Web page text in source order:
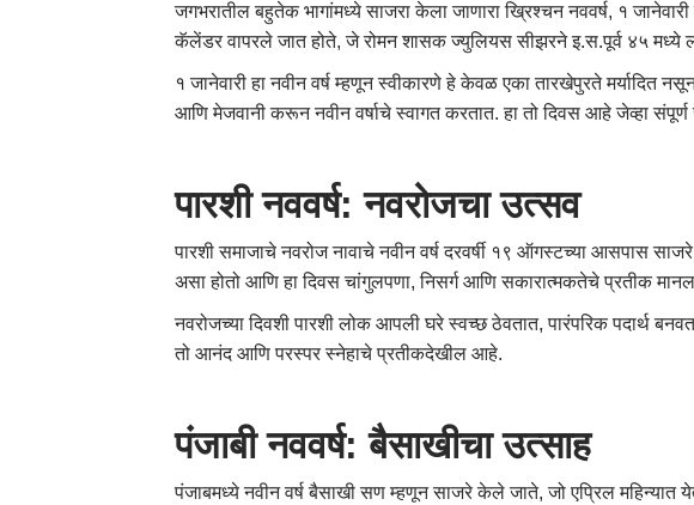
जगभरातील बहुतेक भागांमध्ये साजरा केला जाणारा ख्रिश्चन नववर्ष, १
कॅलेंडर वापरले जात होते, जे रोमन शासक ज्युलियस सीझरने इ.स.पूर्व ४५ मध्ये
१ जानेवारी हा नवीन वर्ष म्हणून स्वीकारणे हे केवळ एका तारखेपुरते
आणि मेजवानी करून नवीन वर्षाचे स्वागत करतात. हा तो दिवस आहे जेव्हा
पारशी नववर्ष:नवरोजचा उत्सव
पारशी समाजाचे नवरोज नावाचे नवीन वर्ष दरवर्षी १९ ऑगस्टच्या आसपास
असा होतो आणि हा दिवस चांगुलपणा, निसर्ग आणि सकारात्मकतेचे प्रतीक
नवरोजच्या दिवशी पारशी लोक आपली घरे स्वच्छ ठेवतात, पारंपरिक पदार्थ
तो आनंद आणि परस्पर स्नेहाचे प्रतीकदेखील आहे.
पंजाबी नववर्ष:बैसाखीचा उत्साह
पंजाबमध्ये नवीन वर्ष बैसाखी सण म्हणून साजरे केले जाते, जो एप्रिल महिन्यात